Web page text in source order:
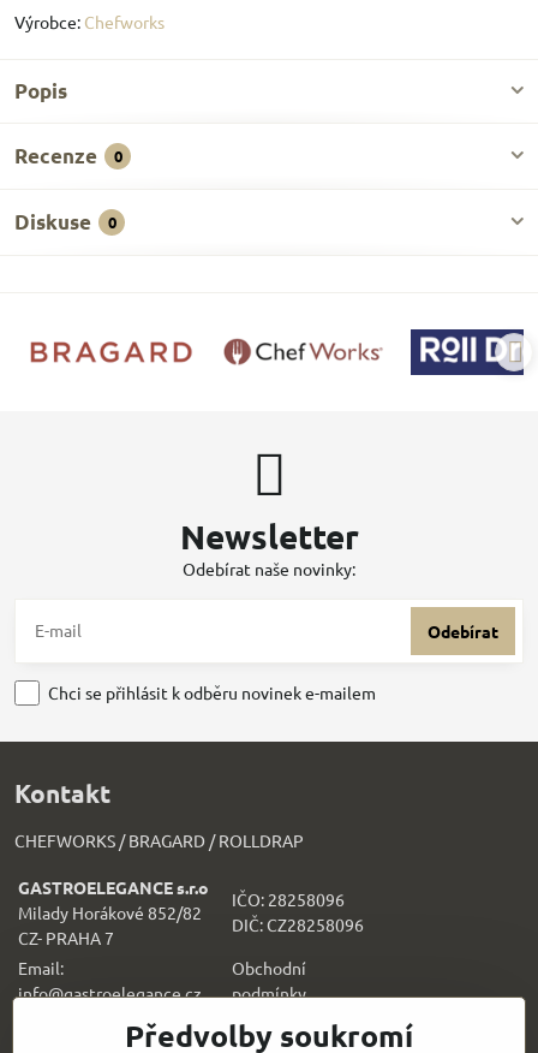
Výrobce: Chefworks
Popis
Recenze 0
Diskuse 0
Newsletter
Odebírat naše novinky:
Odebírat
Chci se přihlásit k odběru novinek e-mailem
Kontakt
CHEFWORKS / BRAGARD / ROLLDRAP
GASTROELEGANCE s.r.o
Milady Horákové 852/82
CZ- PRAHA 7
IČO: 28258096
DIČ: CZ28258096
Email:
info@gastroelegance.cz
Obchodní
podmínky
Předvolby soukromí